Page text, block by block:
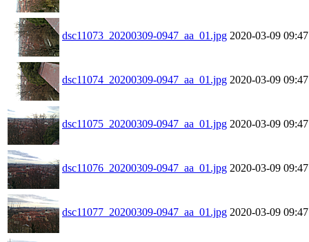
dsc11073_20200309-0947_aa_01.jpg 2020-03-09 09:47
dsc11074_20200309-0947_aa_01.jpg 2020-03-09 09:47
dsc11075_20200309-0947_aa_01.jpg 2020-03-09 09:47
dsc11076_20200309-0947_aa_01.jpg 2020-03-09 09:47
dsc11077_20200309-0947_aa_01.jpg 2020-03-09 09:47